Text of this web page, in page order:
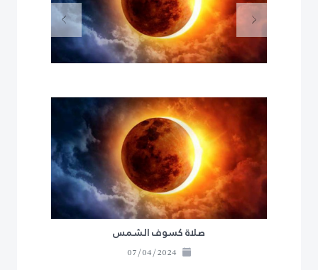
Previous
Next
صلاة كسوف الشمس